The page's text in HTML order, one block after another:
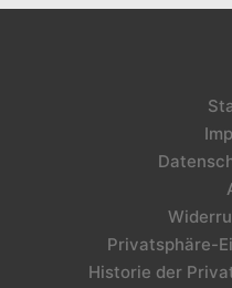
Privatsphäre-
Historie der